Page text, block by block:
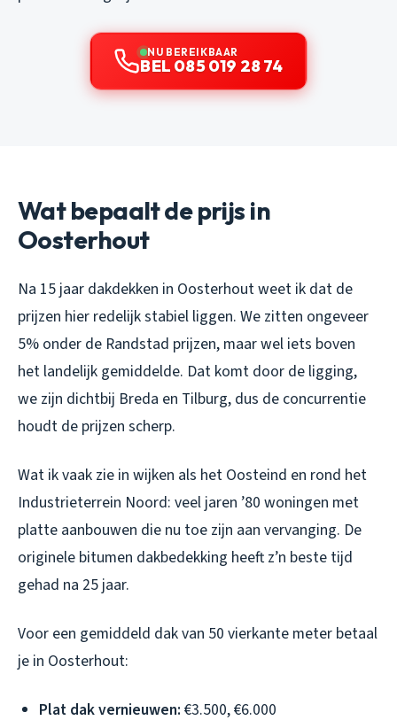
NU BEREIKBAAR
BEL 085 019 28 74
Wat bepaalt de prijs in
Oosterhout
Na 15 jaar dakdekken in Oosterhout weet ik dat de
prijzen hier redelijk stabiel liggen. We zitten ongeveer
5% onder de Randstad prijzen, maar wel iets boven
het landelijk gemiddelde. Dat komt door de ligging,
we zijn dichtbij Breda en Tilburg, dus de concurrentie
houdt de prijzen scherp.
Wat ik vaak zie in wijken als het Oosteind en rond het
Industrieterrein Noord: veel jaren ’80 woningen met
platte aanbouwen die nu toe zijn aan vervanging. De
originele bitumen dakbedekking heeft z’n beste tijd
gehad na 25 jaar.
Voor een gemiddeld dak van 50 vierkante meter betaal
je in Oosterhout:
Plat dak vernieuwen: €3.500, €6.000